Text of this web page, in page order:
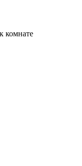
комнате